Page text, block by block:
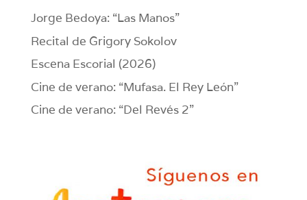
Jorge Bedoya: “Las Manos”
Recital de Grigory Sokolov
Escena Escorial (2026)
Cine de verano: “Mufasa. El Rey León”
Cine de verano: “Del Revés 2”